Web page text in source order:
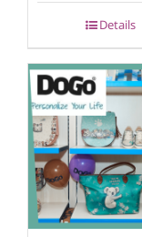
Details